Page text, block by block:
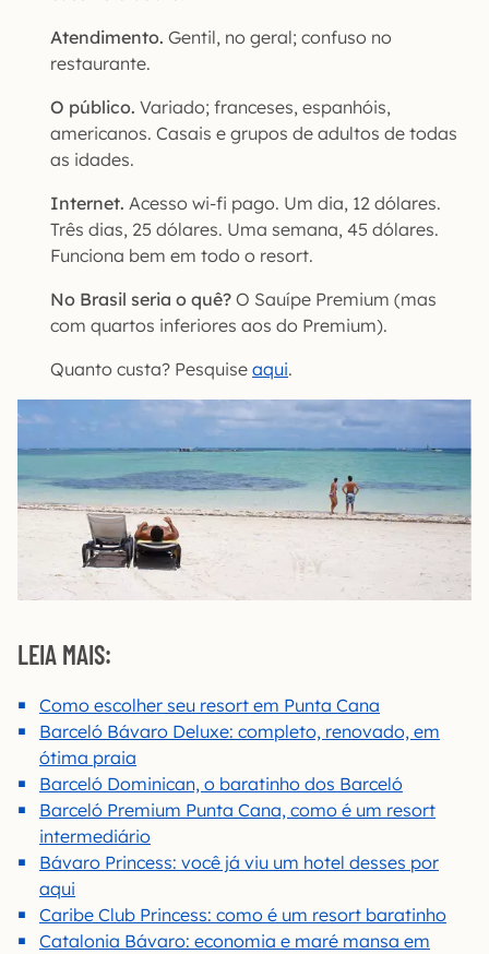
Atendimento. Gentil, no geral; confuso no
restaurante.
O público. Variado; franceses, espanhóis,
americanos. Casais e grupos de adultos de todas
as idades.
Internet. Acesso wi-fi pago. Um dia, 12 dólares.
Três dias, 25 dólares. Uma semana, 45 dólares.
Funciona bem em todo o resort.
No Brasil seria o quê? O Sauípe Premium (mas
com quartos inferiores aos do Premium).
Quanto custa? Pesquise aqui.
LEIA MAIS:
Como escolher seu resort em Punta Cana
Barceló Bávaro Deluxe: completo, renovado, em
ótima praia
Barceló Dominican, o baratinho dos Barceló
Barceló Premium Punta Cana, como é um resort
intermediário
Bávaro Princess: você já viu um hotel desses por
aqui
Caribe Club Princess: como é um resort baratinho
Catalonia Bávaro: economia e maré mansa em